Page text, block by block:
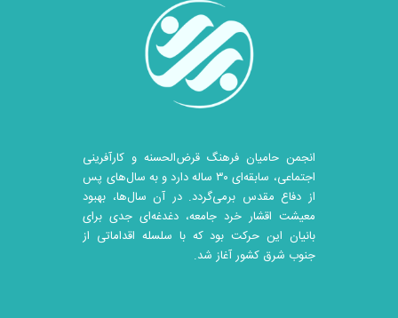
انجمن حامیان فرهنگ قرض‌الحسنه و کارآفرینی
اجتماعی، سابقه‌ای ۳۰ ساله دارد و به سال‌های پس
از دفاع مقدس برمی‌گردد. در آن سال‎‌ها، بهبود
معیشت اقشار خرد جامعه، دغدغه‌ای جدی برای
بانیان این حرکت بود که با سلسله اقداماتی از
جنوب شرق کشور آغاز شد.